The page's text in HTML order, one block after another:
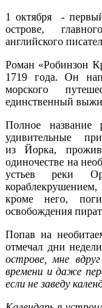
1 октября -
острове,
английского
Роман «Робинзон
1719 года. Он
морского
единственный
Полное
удивительные
из Йорка,
одиночестве на
устьев реки
кроме него,
освобождения
Попав на
отмечал дни
острове, мне
времени и даже
если не заведу